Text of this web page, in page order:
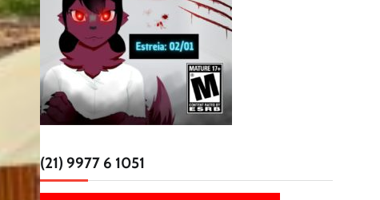
(21) 9977 6 1051